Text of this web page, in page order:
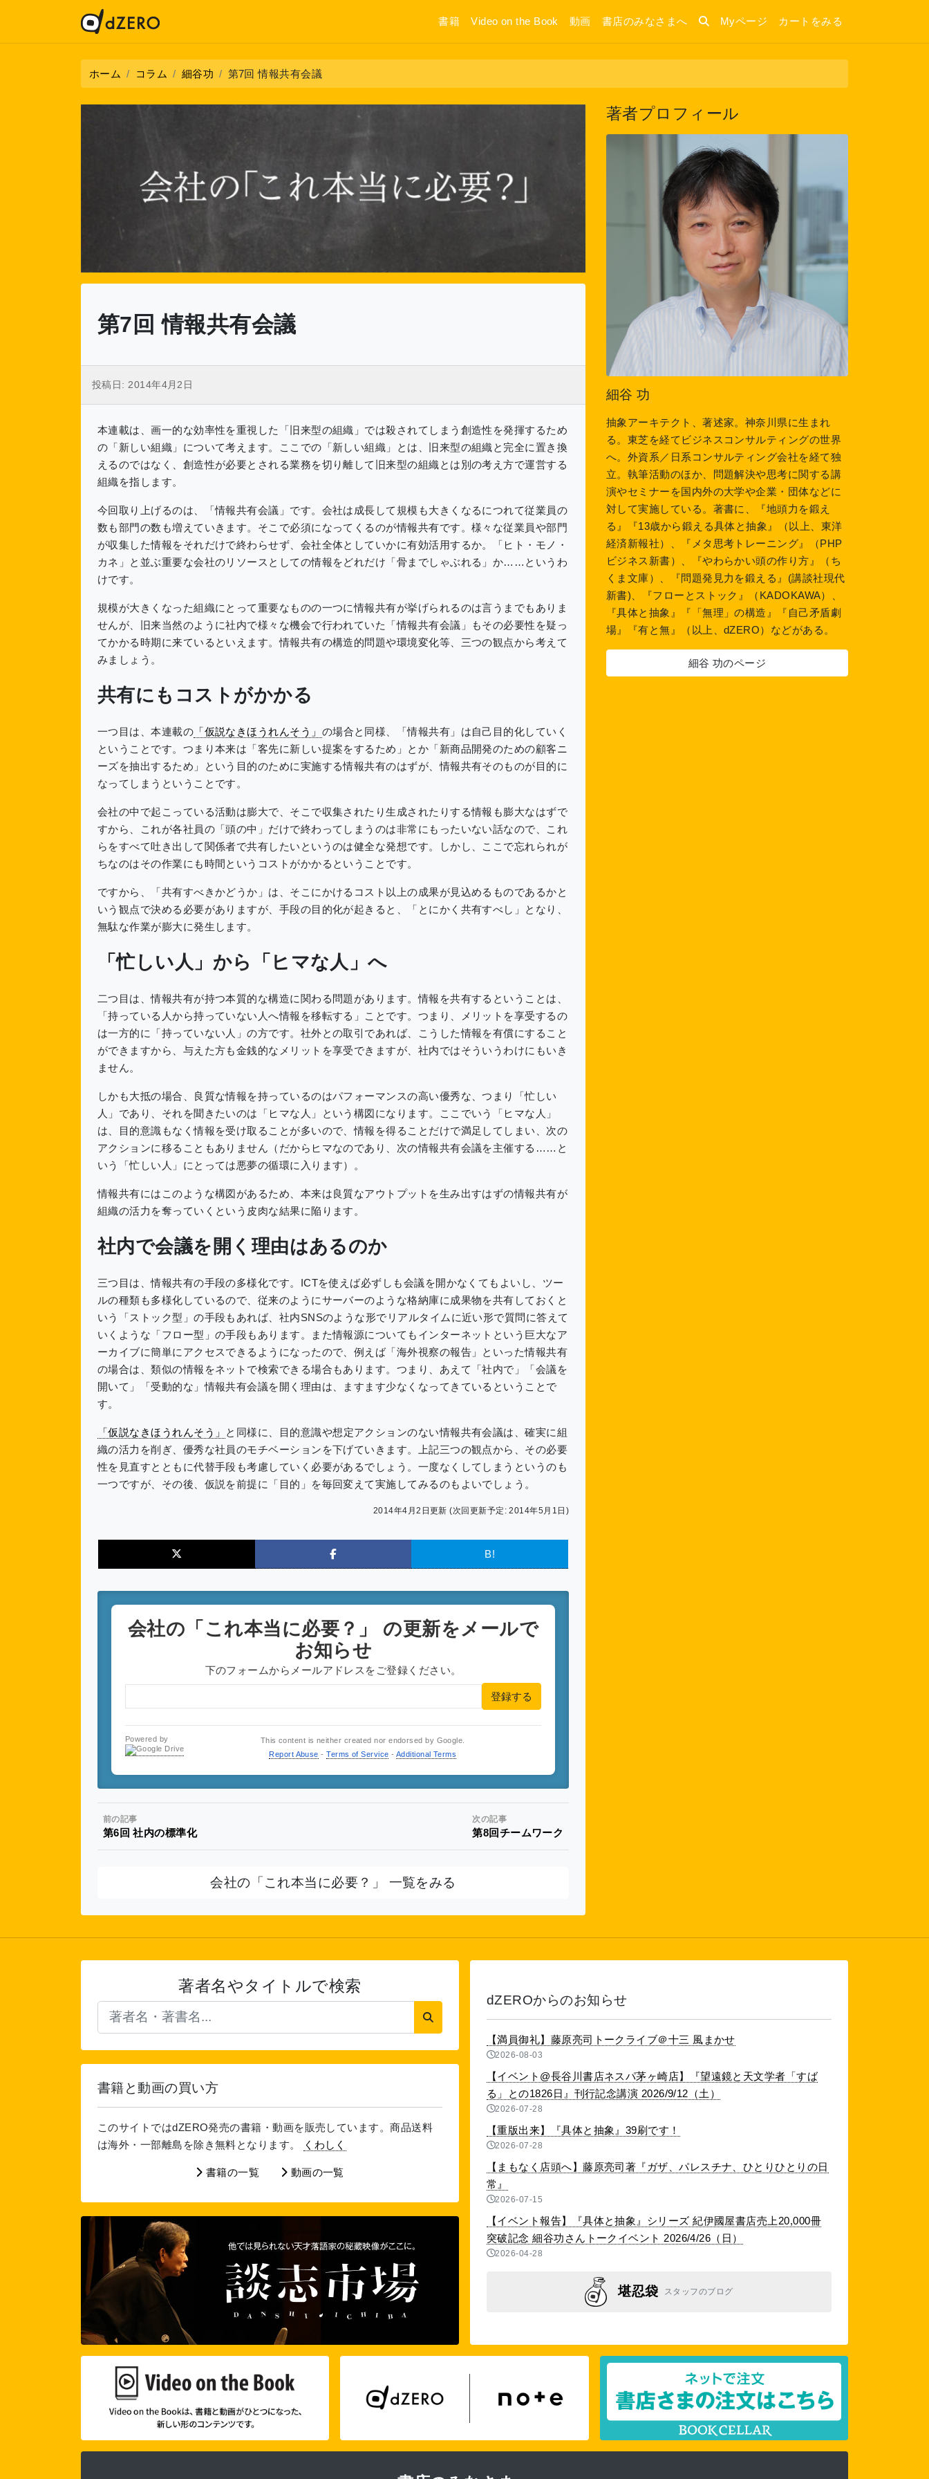
書籍 Video on the Book 動画 書店のみなさまへ Myページ カートをみる
ホーム コラム 細谷功 第7回 情報共有会議
第7回 情報共有会議
投稿日:2014年4月2日
本連載は、画一的な効率性を重視した「旧来型の組織」では殺されてしまう創造性を発揮するため
の「新しい組織」について考えます。ここでの「新しい組織」とは、旧来型の組織と完全に置き換
えるのではなく、創造性が必要とされる業務を切り離して旧来型の組織とは別の考え方で運営する
組織を指します。
今回取り上げるのは、「情報共有会議」です。会社は成長して規模も大きくなるにつれて従業員の
数も部門の数も増えていきます。そこで必須になってくるのが情報共有です。様々な従業員や部門
が収集した情報をそれだけで終わらせず、会社全体としていかに有効活用するか。「ヒト・モノ・
カネ」と並ぶ重要な会社のリソースとしての情報をどれだけ「骨までしゃぶれる」か……というわ
けです。
規模が大きくなった組織にとって重要なものの一つに情報共有が挙げられるのは言うまでもありま
せんが、旧来当然のように社内で様々な機会で行われていた「情報共有会議」もその必要性を疑っ
てかかる時期に来ているといえます。情報共有の構造的問題や環境変化等、三つの観点から考えて
みましょう。
共有にもコストがかかる
一つ目は、本連載の 「仮説なきほうれんそう」 の場合と同様、「情報共有」は自己目的化していく
ということです。つまり本来は「客先に新しい提案をするため」とか「新商品開発のための顧客ニ
ーズを抽出するため」という目的のために実施する情報共有のはずが、情報共有そのものが目的に
なってしまうということです。
会社の中で起こっている活動は膨大で、そこで収集されたり生成されたりする情報も膨大なはずで
すから、これが各社員の「頭の中」だけで終わってしまうのは非常にもったいない話なので、これ
らをすべて吐き出して関係者で共有したいというのは健全な発想です。しかし、ここで忘れられが
ちなのはその作業にも時間というコストがかかるということです。
ですから、「共有すべきかどうか」は、そこにかけるコスト以上の成果が見込めるものであるかと
いう観点で決める必要がありますが、手段の目的化が起きると、「とにかく共有すべし」となり、
無駄な作業が膨大に発生します。
「忙しい人」から「ヒマな人」へ
二つ目は、情報共有が持つ本質的な構造に関わる問題があります。情報を共有するということは、
「持っている人から持っていない人へ情報を移転する」ことです。つまり、メリットを享受するの
は一方的に「持っていない人」の方です。社外との取引であれば、こうした情報を有償にすること
ができますから、与えた方も金銭的なメリットを享受できますが、社内ではそういうわけにもいき
ません。
しかも大抵の場合、良質な情報を持っているのはパフォーマンスの高い優秀な、つまり「忙しい
人」であり、それを聞きたいのは「ヒマな人」という構図になります。ここでいう「ヒマな人」
は、目的意識もなく情報を受け取ることが多いので、情報を得ることだけで満足してしまい、次の
アクションに移ることもありません（だからヒマなのであり、次の情報共有会議を主催する……と
いう「忙しい人」にとっては悪夢の循環に入ります）。
情報共有にはこのような構図があるため、本来は良質なアウトプットを生み出すはずの情報共有が
組織の活力を奪っていくという皮肉な結果に陥ります。
社内で会議を開く理由はあるのか
三つ目は、情報共有の手段の多様化です。ICTを使えば必ずしも会議を開かなくてもよいし、ツー
ルの種類も多様化しているので、従来のようにサーバーのような格納庫に成果物を共有しておくと
いう「ストック型」の手段もあれば、社内SNSのような形でリアルタイムに近い形で質問に答えて
いくような「フロー型」の手段もあります。また情報源についてもインターネットという巨大なア
ーカイブに簡単にアクセスできるようになったので、例えば「海外視察の報告」といった情報共有
の場合は、類似の情報をネットで検索できる場合もあります。つまり、あえて「社内で」「会議を
開いて」「受動的な」情報共有会議を開く理由は、ますます少なくなってきているということで
す。
「仮説なきほうれんそう」 と同様に、目的意識や想定アクションのない情報共有会議は、確実に組
織の活力を削ぎ、優秀な社員のモチベーションを下げていきます。上記三つの観点から、その必要
性を見直すとともに代替手段も考慮していく必要があるでしょう。一度なくしてしまうというのも
一つですが、その後、仮説を前提に「目的」を毎回変えて実施してみるのもよいでしょう。
2014年4月2日更新 (次回更新予定: 2014年5月1日)
B!
会社の「これ本当に必要？」
の更新をメールで
お知らせ
下のフォームからメールアドレスをご登録ください。
登録する
Powered by
This content is neither created nor endorsed by Google.
Report Abuse -Terms of Service - Additional Terms
前の記事
第6回 社内の標準化
次の記事
第8回チームワーク
会社の「これ本当に必要？」 一覧をみる
著者プロフィール
細谷 功
抽象アーキテクト、著述家。神奈川県に生まれ
る。東芝を経てビジネスコンサルティングの世界
へ。外資系／日系コンサルティング会社を経て独
立。執筆活動のほか、問題解決や思考に関する講
演やセミナーを国内外の大学や企業・団体などに
対して実施している。著書に、『地頭力を鍛え
る』『13歳から鍛える具体と抽象』（以上、東洋
経済新報社）、『メタ思考トレーニング』（PHP
ビジネス新書）、『やわらかい頭の作り方』（ち
くま文庫）、『問題発見力を鍛える』(講談社現代
新書)、『フローとストック』（KADOKAWA）、
『具体と抽象』『「無理」の構造』『自己矛盾劇
場』『有と無』（以上、dZERO）などがある。
細谷 功のページ
著者名やタイトルで検索
書籍と動画の買い方
このサイトではdZERO発売の書籍・動画を販売しています。商品送料
は海外・一部離島を除き無料となります。
くわしく
書籍の一覧 動画の一覧
dZEROからのお知らせ
【満員御礼】藤原亮司トークライブ＠十三 風まかせ
2026-08-03
【イベント@長谷川書店ネスパ茅ヶ崎店】『望遠鏡と天文学者「すば
る」との1826日』刊行記念講演 2026/9/12（土）
2026-07-28
【重版出来】『具体と抽象』39刷です！
2026-07-28
【まもなく店頭へ】藤原亮司著『ガザ、パレスチナ、ひとりひとりの日
常』
2026-07-15
【イベント報告】『具体と抽象』シリーズ 紀伊國屋書店売上20,000冊
突破記念 細谷功さんトークイベント 2026/4/26（日）
2026-04-28
堪忍袋 スタッフのブログ